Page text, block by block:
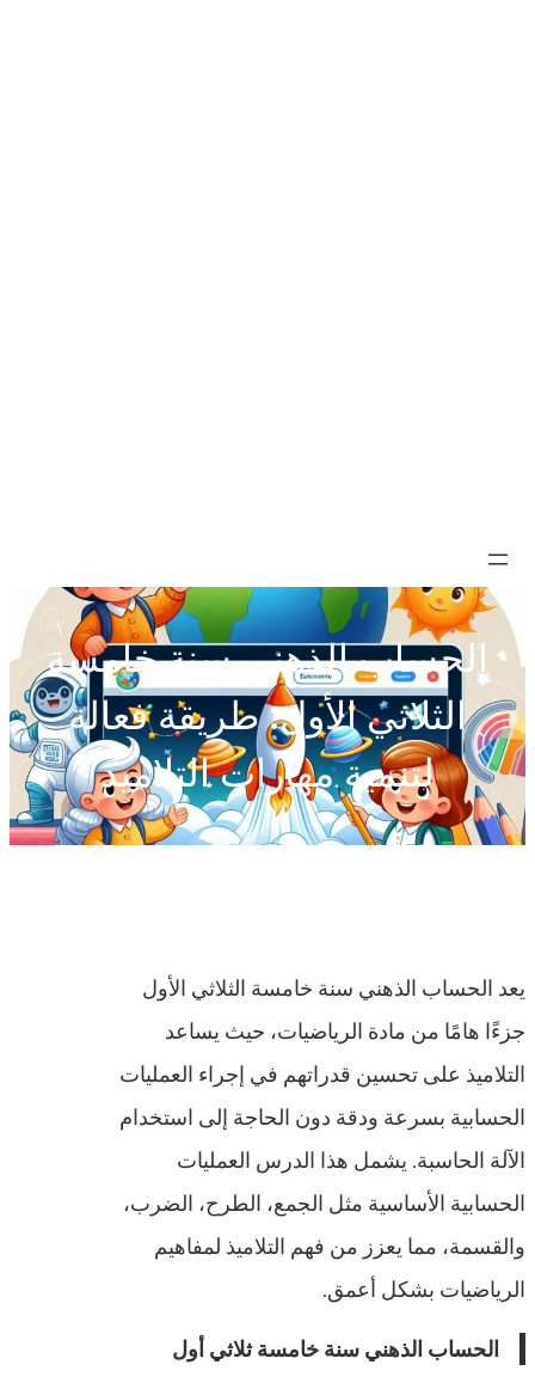
تخطى
المحتوى
الحساب الذهني سنة خامسة
الثلاثي الأول: طريقة فعالة
لتنمية مهارات التلاميذ
يعد الحساب الذهني سنة خامسة الثلاثي الأول
جزءًا هامًا من مادة الرياضيات، حيث يساعد
التلاميذ على تحسين قدراتهم في إجراء العمليات
الحسابية بسرعة ودقة دون الحاجة إلى استخدام
الآلة الحاسبة. يشمل هذا الدرس العمليات
الحسابية الأساسية مثل الجمع، الطرح، الضرب،
والقسمة، مما يعزز من فهم التلاميذ لمفاهيم
الرياضيات بشكل أعمق.
الحساب الذهني سنة خامسة ثلاثي أول